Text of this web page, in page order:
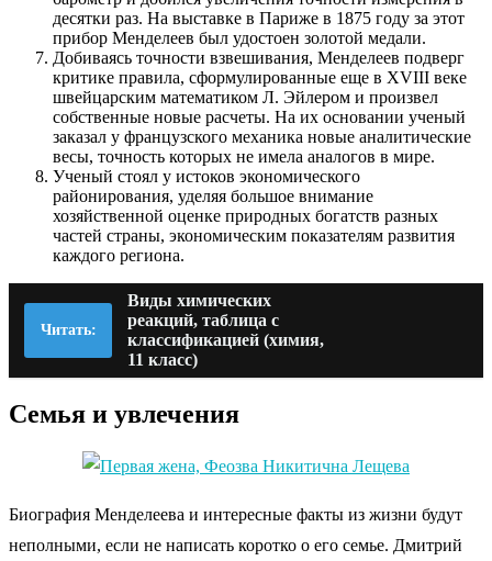
десятки раз. На выставке в Париже в 1875 году за этот
прибор Менделеев был удостоен золотой медали.
Добиваясь точности взвешивания, Менделеев подверг
критике правила, сформулированные еще в XVIII веке
швейцарским математиком Л. Эйлером и произвел
собственные новые расчеты. На их основании ученый
заказал у французского механика новые аналитические
весы, точность которых не имела аналогов в мире.
Ученый стоял у истоков экономического
районирования, уделяя большое внимание
хозяйственной оценке природных богатств разных
частей страны, экономическим показателям развития
каждого региона.
Читать:
Виды химических
реакций, таблица с
классификацией (химия,
11 класс)
Семья и увлечения
Биография Менделеева и интересные факты из жизни будут
неполными, если не написать коротко о его семье. Дмитрий